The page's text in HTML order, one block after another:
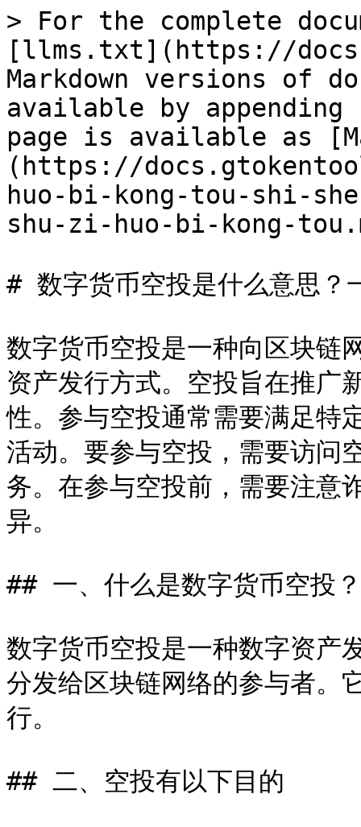
> For the complete
[llms.txt](https://
Markdown versions of
available by
page is available as
(https://
huo-bi-kong-tou-shi-
shu-zi-huo-bi-kong-
# 数字货币空投是什么意思？
数字货币空投是一种向区块链
资产发行方式。空投旨在推广
性。参与空投通常需要满足特
活动。要参与空投，需要访问
务。在参与空投前，需要注意
异。
## 一、什么是数字货币空投？
数字货币空投是一种数字资产
分发给区块链网络的参与者。
行。
## 二、空投有以下目的